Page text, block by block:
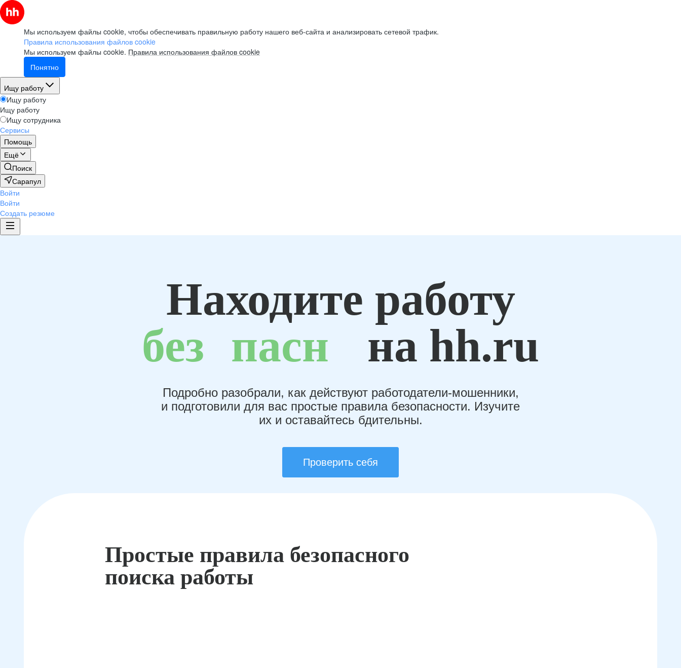
Мы используем файлы cookie, чтобы обеспечивать правильную работу нашего веб-сайта и анализировать сетевой трафик.
Правила использования файлов cookie
Мы используем файлы cookie. Правила использования файлов cookie
Понятно
Ищу работу
Ищу работу
Ищу работу
Ищу сотрудника
Сервисы
Помощь
Ещё
Поиск
Сарапул
Войти
Войти
Создать резюме
Находите работу
без пасн на hh.ru
Подробно разобрали, как действуют работодатели-мошенники,
и подготовили для вас простые правила безопасности. Изучите
их и оставайтесь бдительны.
Проверить себя
Простые правила безопасного
поиска работы